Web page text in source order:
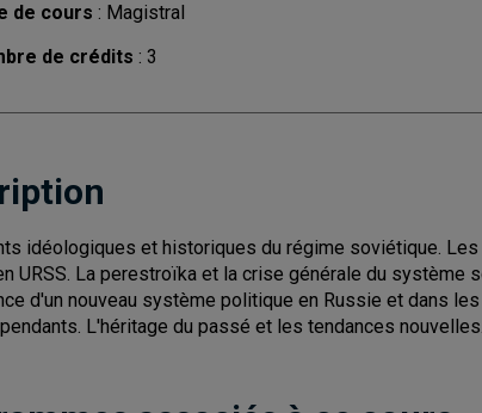
de cours : Magistral
de crédits : 3
idéologiques et historiques du régime soviétique.
URSS. La perestroïka et la crise générale du système
d'un nouveau système politique en Russie et dans
L'héritage du passé et les tendances